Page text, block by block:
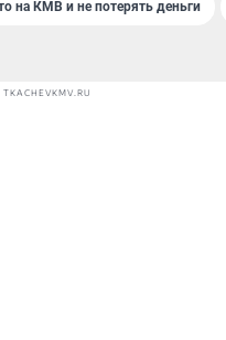
на КМВ и не потерять деньги